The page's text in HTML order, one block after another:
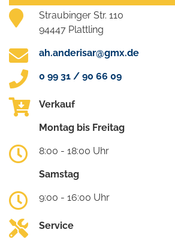
Straubinger Str. 110
94447 Plattling
ah.anderisar@gmx.de
0 99 31 / 90 66 09
Verkauf
Montag bis Freitag
8:00 - 18:00 Uhr
Samstag
9:00 - 16:00 Uhr
Service